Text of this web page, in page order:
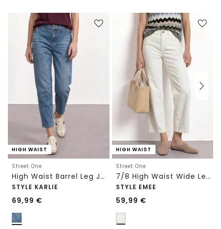
HIGH WAIST
Street One
High Waist Barrel Leg Jeans im Loose Fit
STYLE KARLIE
69,99 €
HIGH WAIST
Street One
7/8 High Waist Wide Leg Jeans im Loose Fit
STYLE EMEE
59,99 €